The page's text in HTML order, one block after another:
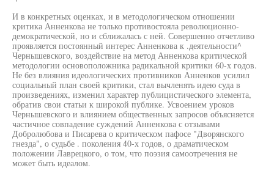
И в конкретных оценках, и в методологическом отношении
критика Анненкова не только противостояла революционно-
демократической, но и сближалась с ней. Совершенно отчетливо
проявляется постоянный интерес Анненкова к .деятельности^
Чернышевского, воздействие на метод Анненкова критической
методологии основоположника радикальной критики 60-х годов.
Не без влияния идеологических противников Анненков усилил
социальный план своей критики, стал вычленять идею суда в
произведениях, изменил характер публицистического элемента,
обратив свои статьи к широкой публике. Усвоением уроков
Чернышевского и влиянием общественных запросов объясняется
частичное совпадение суждений Анненкова с отзывами
Добролюбова и Писарева о критическом пафосе "Дворянского
гнезда", о судьбе . поколения 40-х годов, о драматическом
положении Лаврецкого, о том, что поэзия самоотречения не
может быть идеалом.